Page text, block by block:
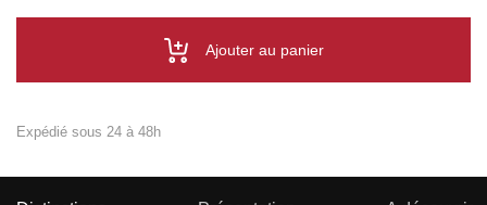
Ajouter au panier
Expédié sous 24 à 48h